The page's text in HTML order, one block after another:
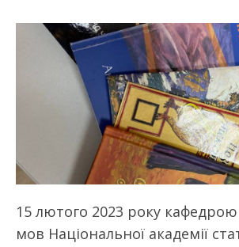
15 лютого 2023 року
мов Національної академії